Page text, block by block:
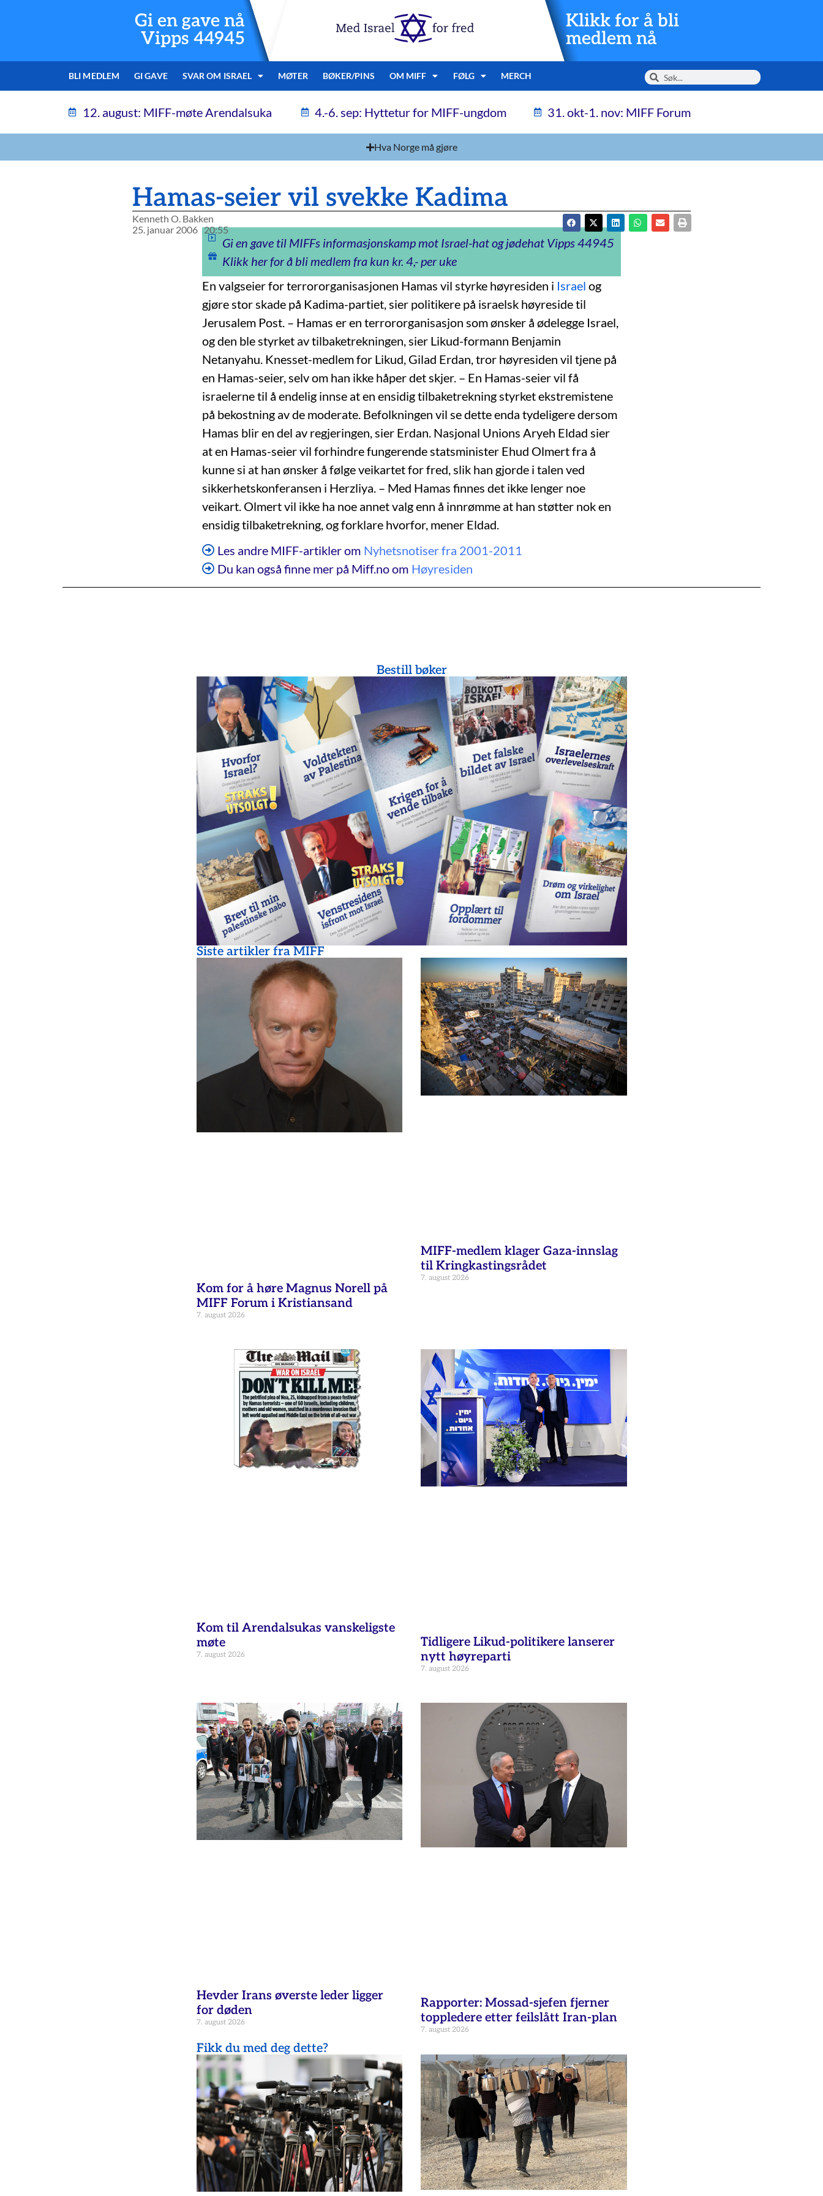
Gi en gave nå
Vipps 44945
Klikk for å bli
medlem nå
BLI MEDLEM GI GAVE SVAR OM ISRAEL MØTER BØKER/PINS OM MIFF FØLG MERCH
12. august: MIFF-møte Arendalsuka 4.-6. sep: Hyttetur for MIFF-ungdom 31. okt-1. nov: MIFF Forum
Hva Norge må gjøre
Hamas-seier vil svekke Kadima
Kenneth O. Bakken
25. januar 2006 20:55
Gi en gave til MIFFs informasjonskamp mot Israel-hat og jødehat Vipps 44945
Klikk her for å bli medlem fra kun kr. 4,- per uke
En valgseier for terrororganisasjonen Hamas vil styrke høyresiden i Israel og
gjøre stor skade på Kadima-partiet, sier politikere på israelsk høyreside til
Jerusalem Post. – Hamas er en terrororganisasjon som ønsker å ødelegge Israel,
og den ble styrket av tilbaketrekningen, sier Likud-formann Benjamin
Netanyahu. Knesset-medlem for Likud, Gilad Erdan, tror høyresiden vil tjene på
en Hamas-seier, selv om han ikke håper det skjer. – En Hamas-seier vil få
israelerne til å endelig innse at en ensidig tilbaketrekning styrket ekstremistene
på bekostning av de moderate. Befolkningen vil se dette enda tydeligere dersom
Hamas blir en del av regjeringen, sier Erdan. Nasjonal Unions Aryeh Eldad sier
at en Hamas-seier vil forhindre fungerende statsminister Ehud Olmert fra å
kunne si at han ønsker å følge veikartet for fred, slik han gjorde i talen ved
sikkerhetskonferansen i Herzliya. – Med Hamas finnes det ikke lenger noe
veikart. Olmert vil ikke ha noe annet valg enn å innrømme at han støtter nok en
ensidig tilbaketrekning, og forklare hvorfor, mener Eldad.
Les andre MIFF-artikler om Nyhetsnotiser fra 2001-2011
Du kan også finne mer på Miff.no om Høyresiden
Bestill bøker
Siste artikler fra MIFF
Kom for å høre Magnus Norell på
MIFF Forum i Kristiansand
7. august 2026
MIFF-medlem klager Gaza-innslag
til Kringkastingsrådet
7. august 2026
Kom til Arendalsukas vanskeligste
møte
7. august 2026
Tidligere Likud-politikere lanserer
nytt høyreparti
7. august 2026
Hevder Irans øverste leder ligger
for døden
7. august 2026
Rapporter: Mossad-sjefen fjerner
toppledere etter feilslått Iran-plan
7. august 2026
Fikk du med deg dette?